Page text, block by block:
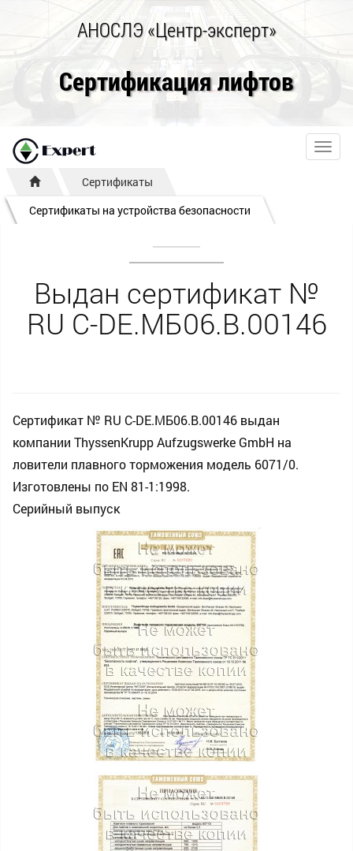
АНОСЛЭ «Центр-эксперт»
Сертификация лифтов
Сертификаты
Сертификаты на устройства безопасности
Выдан сертификат №
RU С-DE.МБ06.B.00146
Сертификат № RU С-DE.МБ06.B.00146 выдан
компании ThyssenKrupp Aufzugswerke GmbH на
ловители плавного торможения модель 6071/0.
Изготовлены по EN 81-1:1998.
Серийный выпуск